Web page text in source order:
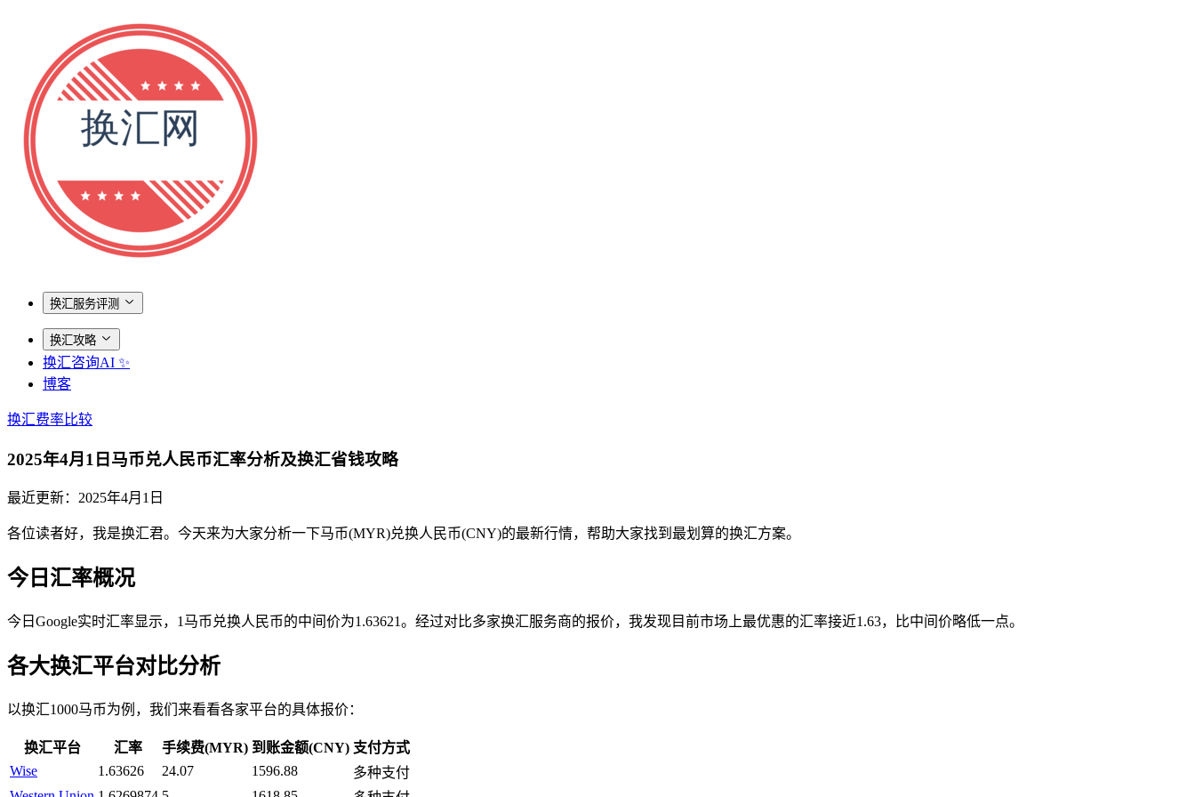
换汇服务评测
换汇攻略
换汇咨询AI ✨
博客
换汇费率比较
2025年4月1日马币兑人民币汇率分析及换汇省钱攻略
最近更新： 2025年4月1日
各位读者好，我是换汇君。今天来为大家分析一下马币(MYR)兑换人民币(CNY)的最新行情，帮助大家找到最划算的换汇方案。
今日汇率概况
今日Google实时汇率显示，1马币兑换人民币的中间价为1.63621。经过对比多家换汇服务商的报价，我发现目前市场上最优惠的汇率接近1.63，比中间价略低一点。
各大换汇平台对比分析
以换汇1000马币为例，我们来看看各家平台的具体报价：
换汇平台 汇率 手续费(MYR) 到账金额(CNY) 支付方式
Wise
1.63626 24.07 1596.88
多种支付